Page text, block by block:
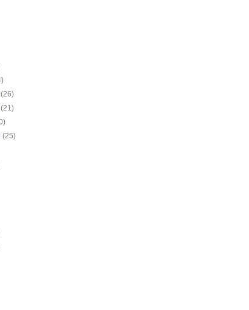
(26)
(21)
(25)